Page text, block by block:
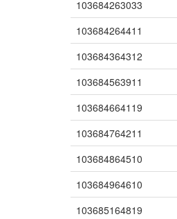
103684263033
103684264411
103684364312
103684563911
103684664119
103684764211
103684864510
103684964610
103685164819